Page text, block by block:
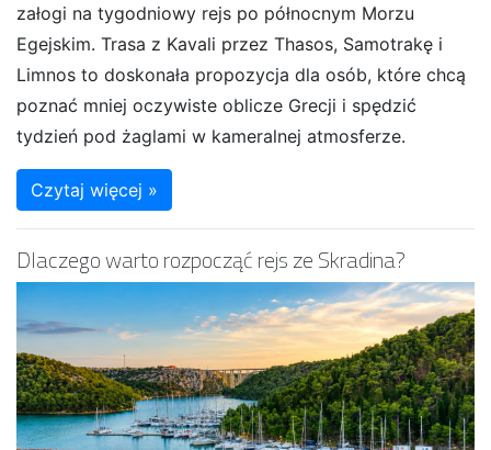
załogi na tygodniowy rejs po północnym Morzu
Egejskim. Trasa z Kavali przez Thasos, Samotrakę i
Limnos to doskonała propozycja dla osób, które chcą
poznać mniej oczywiste oblicze Grecji i spędzić
tydzień pod żaglami w kameralnej atmosferze.
Czytaj więcej »
Dlaczego warto rozpocząć rejs ze Skradina?